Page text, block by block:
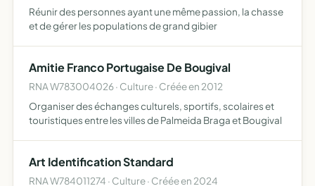
Réunir des personnes ayant une même passion, la chasse
et de gérer les populations de grand gibier
Amitie Franco Portugaise De Bougival
RNA W783004026 · Culture · Créée en 2012
Organiser des échanges culturels, sportifs, scolaires et
touristiques entre les villes de Palmeida Braga et Bougival
Art Identification Standard
RNA W784011274 · Culture · Créée en 2024